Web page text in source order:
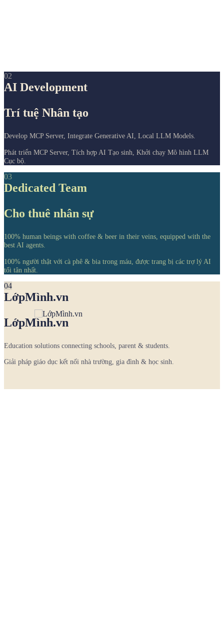
02
AI Development
Trí tuệ Nhân tạo
Develop MCP Server, Integrate Generative AI, Local LLM Models.
Phát triển MCP Server, Tích hợp AI Tạo sinh, Khởi chạy Mô hình LLM
Cục bộ.
03
Dedicated Team
Cho thuê nhân sự
100% human beings with coffee & beer in their veins, equipped with the
best AI agents.
100% người thật với cà phê & bia trong máu, được trang bị các trợ lý AI
tối tân nhất.
04
LớpMình.vn
LớpMình.vn
Education solutions connecting schools, parent & students.
Giải pháp giáo dục kết nối nhà trường, gia đình & học sinh.